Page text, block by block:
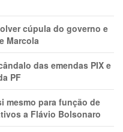
cúpula do governo e
Marcola
das emendas PIX e
PF
mesmo para função de
a Flávio Bolsonaro